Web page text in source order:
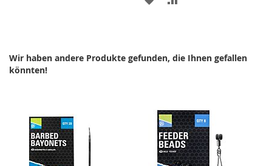
Wir haben andere Produkte gefunden, die Ihnen gefallen
könnten!